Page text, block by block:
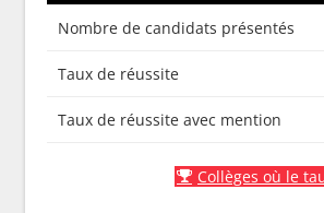
Nombre de candidats présentés
Taux de réussite
Taux de réussite avec mention
Collèges où le